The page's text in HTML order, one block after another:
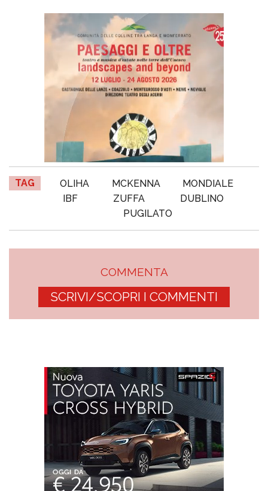
TAG OLIHA MCKENNA
MONDIALE
IBF
ZUFFA
DUBLINO
PUGILATO
COMMENTA
SCRIVI/SCOPRI I COMMENTI